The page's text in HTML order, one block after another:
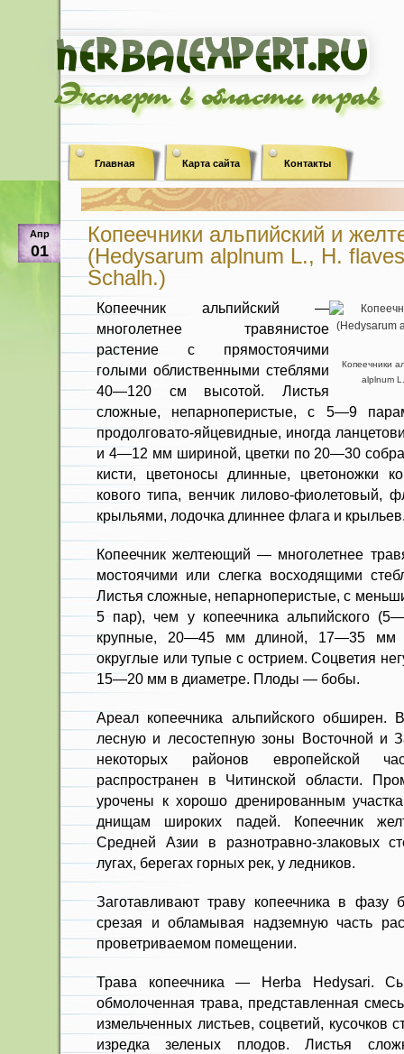
Эксперт в области трав
Главная Карта сайта Контакты
Апр
01
Копеечники альпийский и
(Hedysarum alplnum L., Н.
Schalh.)
Копеечники
alplnum
Копеечник альпийский —
многолетнее травянистое
растение с прямостоячими
голыми облиственными стеблями
40—120 см высотой. Листья
сложные, непарноперистые, с 5—9
продолгова­то-яйцевидные, иногда
и 4—12 мм шириной, цветки по 20—30
кисти, цветоносы длинные, цветоножки
кового типа, венчик лилово-фиолето­вый,
крыль­ями, лодочка длиннее флага и
Копеечник желтеющий — мно­голетнее
мостоячими или слегка восходящими
Листья сложные, непарноперистые, с
5 пар), чем у копеечника альпийского
крупные, 20—45 мм длиной, 17—35 мм
округлые или тупые с острием. Соцветия
15—20 мм в диаметре. Плоды — бо­бы.
Ареал копеечника альпийского об­ширен.
лесную и лесостепную зоны Восточной и
некоторых районов европейской
распространен в Читинской области.
урочены к хорошо дренированным
днищам широких падей. Копеечник
Средней Азии в разно­травно-злаковых
лугах, берегах горных рек, у ледников.
Заготавливают траву копеечника в фазу
срезая и обламывая надземную часть
проветриваемом помещении.
Трава копеечника — Herba Hedysari.
обмолоченная трава, представленная
измельченных листь­ев, соцветий, кусочков
изредка зеленых плодов. Листья